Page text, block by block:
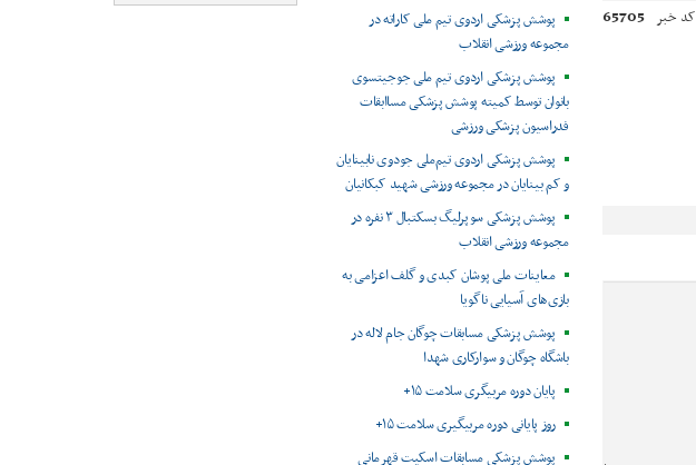
کد خبر 65705
پوشش پزشکی اردوی تیم ملی کاراته در
مجموعه ورزشی انقلاب
پوشش پزشکی اردوی تیم ملی جوجیتسوی
بانوان توسط کمیته پوشش پزشکی مساابقات
فدراسیون پزشکی ورزشی
پوشش پزشکی اردوی تیم‌ملی جودوی نابینایان
و کم بینایان در مجموعه ورزشی شهید کبکانیان
پوشش پزشکی سوپرلیگ بسکتبال ۳ نفره در
مجموعه ورزشی انقلاب
معاینات ملی پوشان کبدی و گلف اعزامی به
بازی‌های آسیایی ناگویا
پوشش پزشکی مسابقات چوگان جام لاله در
باشگاه چوگان و سوارکاری شهدا
پایان دوره مربیگری سلامت ۱۵+
روز پایانی دوره مربیگیری سلامت ۱۵+
پوشش پزشکی مسابقات اسکیت قهرمانی